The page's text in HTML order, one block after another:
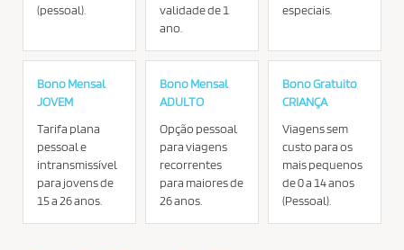
(pessoal).
validade de 1
ano.
especiais.
Bono Mensal
JOVEM
Tarifa plana
pessoal e
intransmissível
para jovens de
15 a 26 anos.
Bono Mensal
ADULTO
Opção pessoal
para viagens
recorrentes
para maiores de
26 anos.
Bono Gratuito
CRIANÇA
Viagens sem
custo para os
mais pequenos
de 0 a 14 anos
(Pessoal).